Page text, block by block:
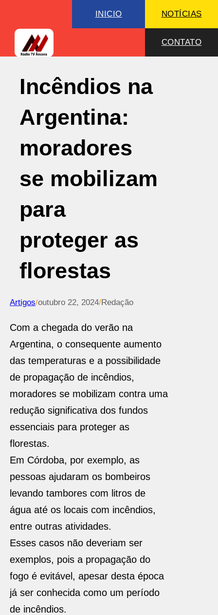
INICIO NOTÍCIAS
CONTATO
Incêndios na
Argentina:
moradores
se mobilizam
para
proteger as
florestas
Artigos/outubro 22, 2024/Redação
Com a chegada do verão na
Argentina, o consequente aumento
das temperaturas e a possibilidade
de propagação de incêndios,
moradores se mobilizam contra uma
redução significativa dos fundos
essenciais para proteger as
florestas.
Em Córdoba, por exemplo, as
pessoas ajudaram os bombeiros
levando tambores com litros de
água até os locais com incêndios,
entre outras atividades.
Esses casos não deveriam ser
exemplos, pois a propagação do
fogo é evitável, apesar desta época
já ser conhecida como um período
de incêndios.